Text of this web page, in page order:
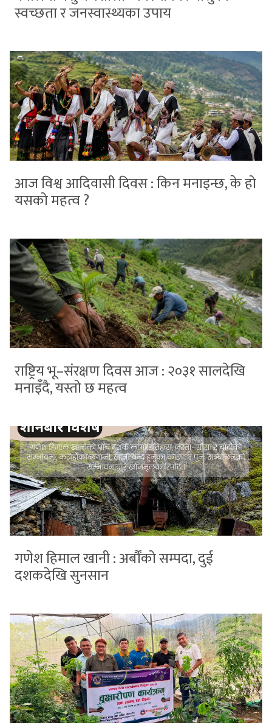
स्वच्छता र जनस्वास्थ्यका उपाय
आज विश्व आदिवासी दिवस : किन मनाइन्छ, के हो
यसको महत्व ?
राष्ट्रिय भू–संरक्षण दिवस आज : २०३१ सालदेखि
मनाइँदै, यस्तो छ महत्व
गणेश हिमाल खानी : अर्बौंको सम्पदा, दुई
दशकदेखि सुनसान